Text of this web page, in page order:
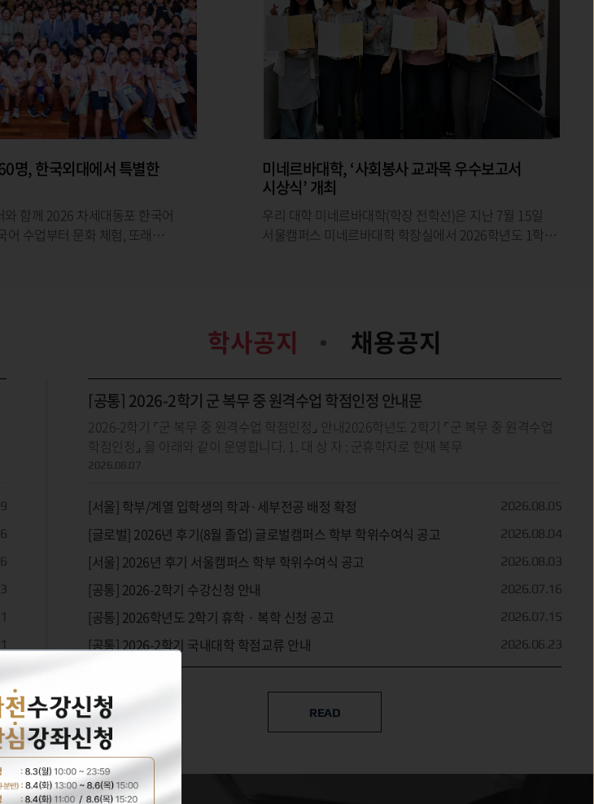
봉사 교과목 우수보고서
학(학장 전학선)은 지난 7월 15일
실에서 2026학년도 1학기
입학처, 「HUFS 지원전략 설명회」 전국 8개
권역 운영 마무리
◼ 전국 2천여 명 수험생 학부모와 소통 실질적 입시정보
제공우리 대학 입학처(처장 이재묵)는 8월 1일 서울캠퍼스
학사공지
[공통] 2026-2학기 군 복무 중 원격수업 학점인정 안내문
2026-2학기 ⌜군 복무 중 원격수업 학점인정⌟ 안내2026학년도 2학기 ⌜군 복무 중 원격수업
학점인정⌟ 을 아래와 같이 운영합니다. 1. 대 상 자 : 군휴학자로 현재 복무
2026.08.07
[서울] 학부/계열 입학생의 학과·세부전공 배정 확정 2026.08.05
[글로벌] 2026년 후기(8월 졸업) 글로벌캠퍼스 학부 학위수여식 공고 2026.08.04
[서울] 2026년 후기 서울캠퍼스 학부 학위수여식 공고 2026.08.03
[공통] 2026-2학기 수강신청 안내 2026.07.16
[공통] 2026학년도 2학기 휴학 · 복학 신청 공고 2026.07.15
[공통] 2026-2학기 국내대학 학점교류 안내 2026.06.23
READ
채용공지